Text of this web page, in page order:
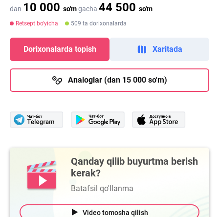
dan 10 000 so'mgacha 44 500 so'm
Retsept bo'yicha 509 ta dorixonalarda
Dorixonalarda topish Xaritada
Analoglar (dan 15 000 so'm)
Qanday qilib buyurtma berish
kerak?
Batafsil qo'llanma
Video tomosha qilish